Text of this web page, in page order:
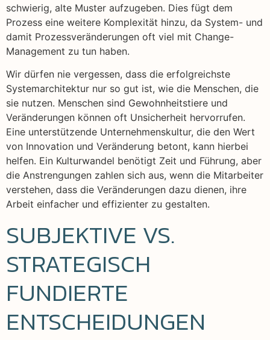
schwierig, alte Muster aufzugeben. Dies fügt dem
Prozess eine weitere Komplexität hinzu, da System- und
damit Prozessveränderungen oft viel mit Change-
Management zu tun haben.
Wir dürfen nie vergessen, dass die erfolgreichste
Systemarchitektur nur so gut ist, wie die Menschen, die
sie nutzen. Menschen sind Gewohnheitstiere und
Veränderungen können oft Unsicherheit hervorrufen.
Eine unterstützende Unternehmenskultur, die den Wert
von Innovation und Veränderung betont, kann hierbei
helfen. Ein Kulturwandel benötigt Zeit und Führung, aber
die Anstrengungen zahlen sich aus, wenn die Mitarbeiter
verstehen, dass die Veränderungen dazu dienen, ihre
Arbeit einfacher und effizienter zu gestalten.
SUBJEKTIVE VS.
STRATEGISCH
FUNDIERTE
ENTSCHEIDUNGEN